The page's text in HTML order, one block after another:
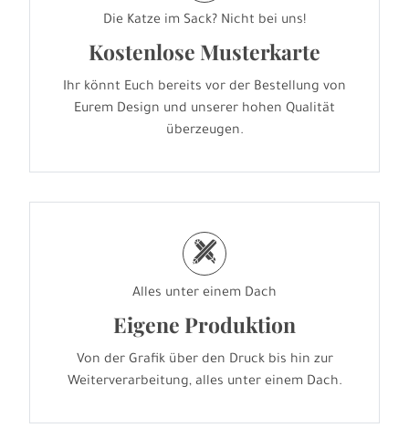
Die Katze im Sack? Nicht bei uns!
Kostenlose Musterkarte
Ihr könnt Euch bereits vor der Bestellung von
Eurem Design und unserer hohen Qualität
überzeugen.
h
Alles unter einem Dach
Eigene Produktion
Von der Grafik über den Druck bis hin zur
Weiterverarbeitung, alles unter einem Dach.